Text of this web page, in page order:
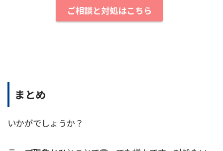
ご相談と対処はこちら
まとめ
いかがでしょうか？